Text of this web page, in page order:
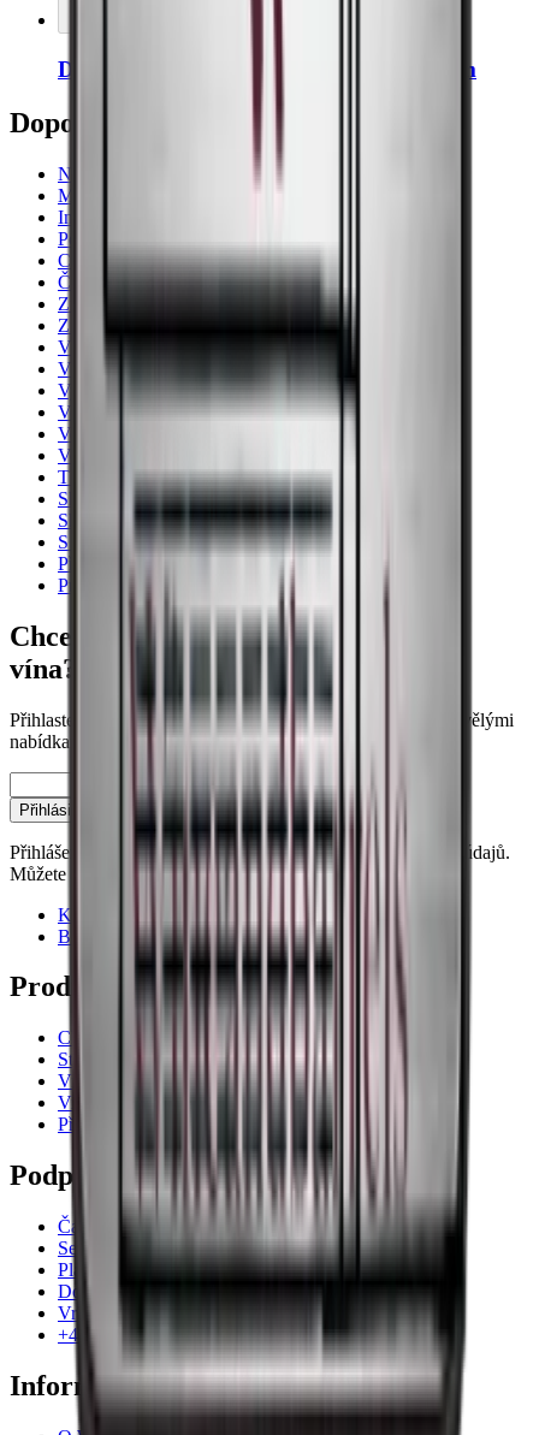
Dveře chladničky na víno s levým závěsem
Doporučené kategorie
Noble
Majestic
Imperial
Pevino
Chladničky na víno
Černá
Zrací skříň
Značky
Vícezónové
Více než 131 lahví
Vysoká - nad 150 cm
Volně stojící
Vestfrost
Vestavné chladničky na víno
Thermocold
Skříňka na šampaňské
Skříň na uskladnění vína
S minimální šířkou
Příslušenství
Pro firmy
Chcete se dozvědět více o skladování
vína?
Přihlaste se k odběru našeho newsletteru s tipy, návody a skvělými
nabídkami.
E-mail
Přihlásit se
Přihlášením souhlasíte s našimi zásadami ochrany osobních údajů.
Můžete se kdykoli odhlásit.
Kontakt
Blog
Produkty
Chladničky na víno
Stojany na víno
Vinný nábytek
Vinné sudy
Příslušenství k vínu
Podpora
Často kladené otázky
Servisní případ
Platba
Doručení
Vrácení
+44 (0) 3308 081634
Informace o společnosti